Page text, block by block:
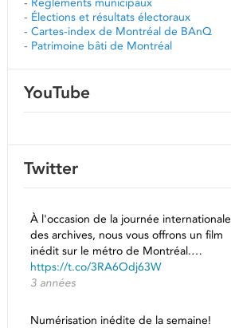
- Élections et résultats électoraux
- Cartes-index de Montréal de BAnQ
- Patrimoine bâti de Montréal
YouTube
Twitter
À l'occasion de la journée internationale
des archives, nous vous offrons un film
inédit sur le métro de Montréal.…
https://t.co/3RA6Odj63W
3 années
Numérisation inédite de la semaine!